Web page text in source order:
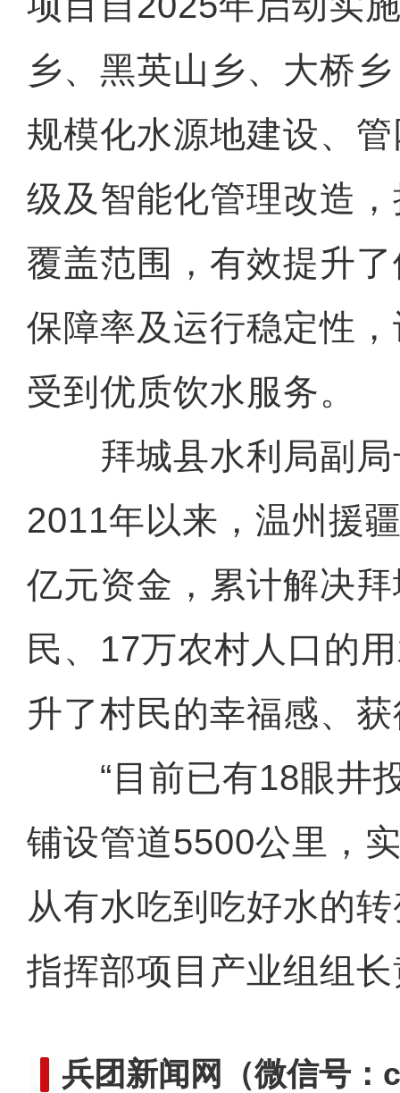
乡、黑英山乡、大桥
规模化水源地建设、
级及智能化管理改造
覆盖范围，有效提升
保障率及运行稳定性
受到优质饮水服务。
拜城县水利局副局
2011年以来，温州援
亿元资金，累计解决
民、17万农村人口的
升了村民的幸福感、
“目前已有18眼井
铺设管道5500公里，
从有水吃到吃好水的
指挥部项目产业组组
兵团新闻网 （微信号